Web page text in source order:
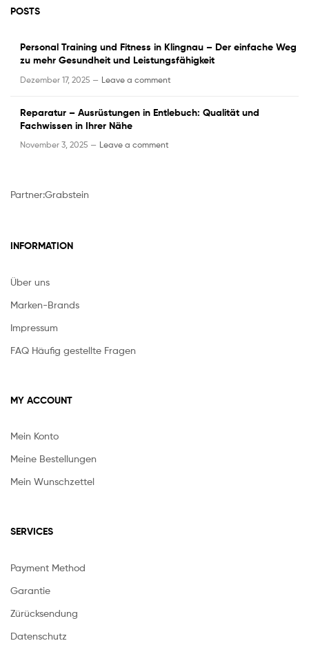
POSTS
Personal Training und Fitness in Klingnau – Der einfache Weg
zu mehr Gesundheit und Leistungsfähigkeit
Dezember 17, 2025 — Leave a comment
Reparatur – Ausrüstungen in Entlebuch: Qualität und
Fachwissen in Ihrer Nähe
November 3, 2025 — Leave a comment
Partner:Grabstein
INFORMATION
Über uns
Marken-Brands
Impressum
FAQ Häufig gestellte Fragen
MY ACCOUNT
Mein Konto
Meine Bestellungen
Mein Wunschzettel
SERVICES
Payment Method
Garantie
Zürücksendung
Datenschutz